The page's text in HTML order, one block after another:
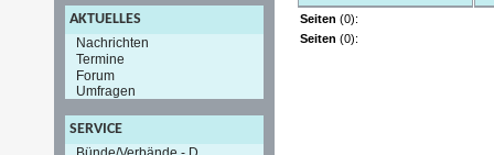
AKTUELLES
Nachrichten
Termine
Forum
Umfragen
SERVICE
Seiten (0):
Seiten (0):